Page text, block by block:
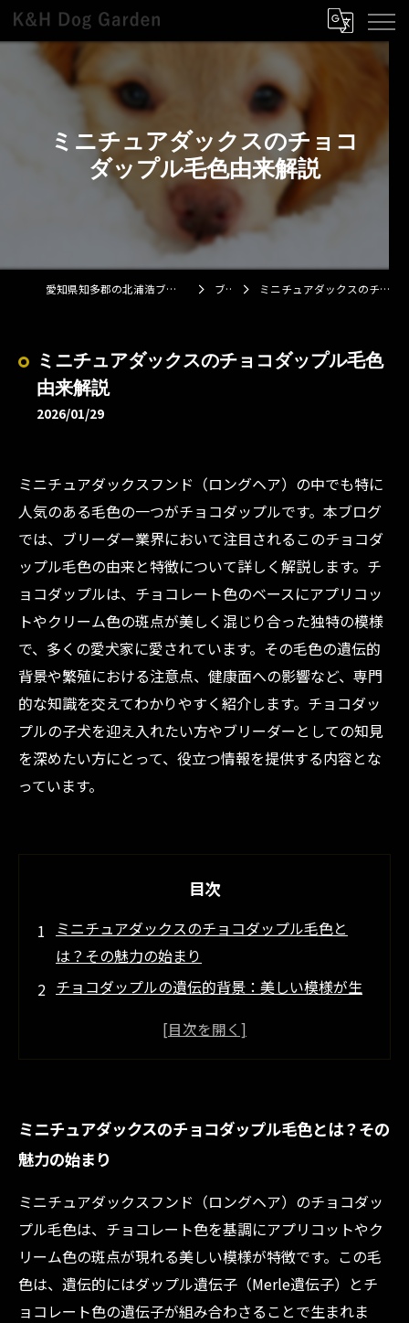
ミニチュアダックスのチョコ
ダップル毛色由来解説
愛知県知多郡の北浦浩ブリーダーならK&H Dog Garden ブログ ミニチュアダックスのチョコダップル毛色由来解説
ミニチュアダックスのチョコダップル毛色
由来解説
2026/01/29
ミニチュアダックスフンド（ロングヘア）の中でも特に
人気のある毛色の一つがチョコダップルです。本ブログ
では、ブリーダー業界において注目されるこのチョコダ
ップル毛色の由来と特徴について詳しく解説します。チ
ョコダップルは、チョコレート色のベースにアプリコッ
トやクリーム色の斑点が美しく混じり合った独特の模様
で、多くの愛犬家に愛されています。その毛色の遺伝的
背景や繁殖における注意点、健康面への影響など、専門
的な知識を交えてわかりやすく紹介します。チョコダッ
プルの子犬を迎え入れたい方やブリーダーとしての知見
を深めたい方にとって、役立つ情報を提供する内容とな
っています。
目次
ミニチュアダックスのチョコダップル毛色と
は？その魅力の始まり
チョコダップルの遺伝的背景：美しい模様が生
ブリーダー必見！チョコダップルの繁殖におけ
のコツ
チョコダップルの魅力を最大限に活かした子犬
選びと迎え入れ方法
チョコダップル毛色の基礎知識と最新トレンド
まとめ
チョコダップルを迎えるあなたへ：愛犬家が知
っておきたい豆知識
ミニチュアダックスのチョコダップル毛色とは？その
魅力の始まり
ミニチュアダックスフンド（ロングヘア）のチョコダッ
プル毛色は、チョコレート色を基調にアプリコットやク
リーム色の斑点が現れる美しい模様が特徴です。この毛
色は、遺伝的にはダップル遺伝子（Merle遺伝子）とチ
ョコレート色の遺伝子が組み合わさることで生まれま